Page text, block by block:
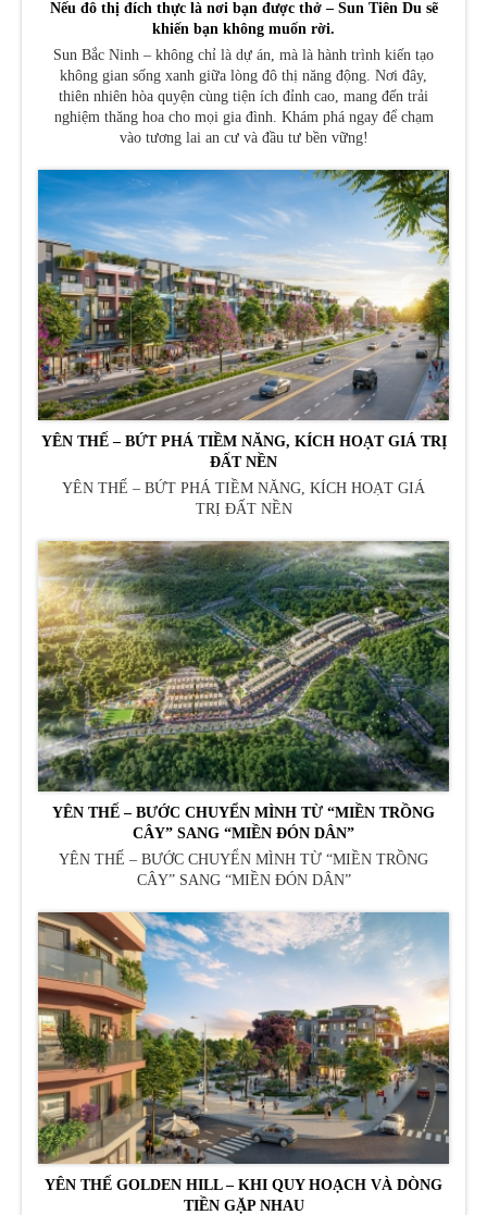
Nếu đô thị đích thực là nơi bạn được thở – Sun Tiên Du sẽ
khiến bạn không muốn rời.
Sun Bắc Ninh – không chỉ là dự án, mà là hành trình kiến tạo
không gian sống xanh giữa lòng đô thị năng động. Nơi đây,
thiên nhiên hòa quyện cùng tiện ích đỉnh cao, mang đến trải
nghiệm thăng hoa cho mọi gia đình. Khám phá ngay để chạm
vào tương lai an cư và đầu tư bền vững!
YÊN THẾ – BỨT PHÁ TIỀM NĂNG, KÍCH HOẠT GIÁ TRỊ
ĐẤT NỀN
YÊN THẾ – BỨT PHÁ TIỀM NĂNG, KÍCH HOẠT GIÁ
TRỊ ĐẤT NỀN
YÊN THẾ – BƯỚC CHUYỂN MÌNH TỪ “MIỀN TRỒNG
CÂY” SANG “MIỀN ĐÓN DÂN”
YÊN THẾ – BƯỚC CHUYỂN MÌNH TỪ “MIỀN TRỒNG
CÂY” SANG “MIỀN ĐÓN DÂN”
YÊN THẾ GOLDEN HILL – KHI QUY HOẠCH VÀ DÒNG
TIỀN GẶP NHAU